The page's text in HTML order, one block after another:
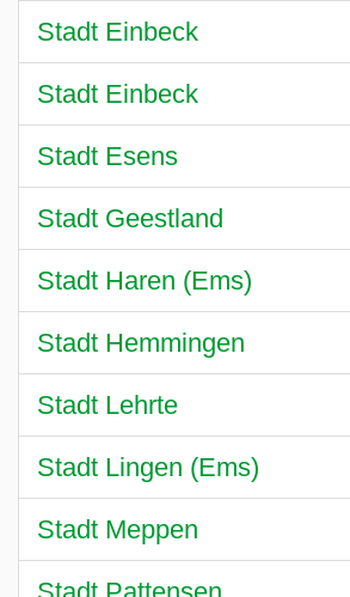
Stadt Einbeck
Stadt Einbeck
Stadt Esens
Stadt Geestland
Stadt Haren (Ems)
Stadt Hemmingen
Stadt Lehrte
Stadt Lingen (Ems)
Stadt Meppen